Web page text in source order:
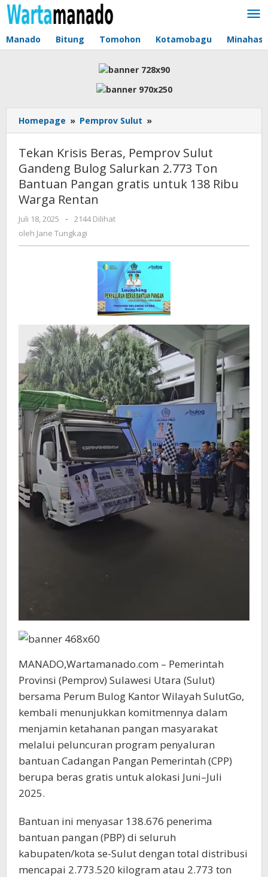
Lewati
ke
Manado Bitung Tomohon Kotamobagu Minahasa
Homepage » Pemprov Sulut »
Krisis
Pemprov
Sulut
Gandeng
Bantuan
gratis
138
Ribu
Rentan
Tekan Krisis Beras, Pemprov Sulut
Gandeng Bulog Salurkan 2.773 Ton
Bantuan Pangan gratis untuk 138 Ribu
Warga Rentan
Juli 18, 2025
oleh
Jane
Tungkagi
-
2144 Dilihat
oleh Jane Tungkagi
MANADO,Wartamanado.com – Pemerintah
Provinsi (Pemprov) Sulawesi Utara (Sulut)
bersama Perum Bulog Kantor Wilayah SulutGo,
kembali menunjukkan komitmennya dalam
menjamin ketahanan pangan masyarakat
melalui peluncuran program penyaluran
bantuan Cadangan Pangan Pemerintah (CPP)
berupa beras gratis untuk alokasi Juni–Juli
2025.
Bantuan ini menyasar 138.676 penerima
bantuan pangan (PBP) di seluruh
kabupaten/kota se-Sulut dengan total distribusi
mencapai 2.773.520 kilogram atau 2.773 ton